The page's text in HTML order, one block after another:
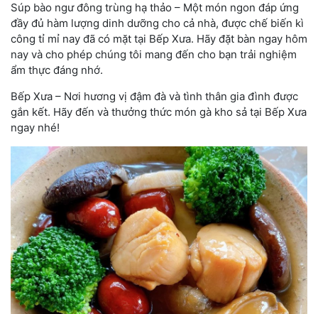
Súp bào ngư đông trùng hạ thảo – Một món ngon đáp ứng
đầy đủ hàm lượng dinh dưỡng cho cả nhà, được chế biến kì
công tỉ mỉ nay đã có mặt tại Bếp Xưa. Hãy đặt bàn ngay hôm
nay và cho phép chúng tôi mang đến cho bạn trải nghiệm
ẩm thực đáng nhớ.
Bếp Xưa – Nơi hương vị đậm đà và tình thân gia đình được
gắn kết. Hãy đến và thưởng thức món gà kho sả tại Bếp Xưa
ngay nhé!